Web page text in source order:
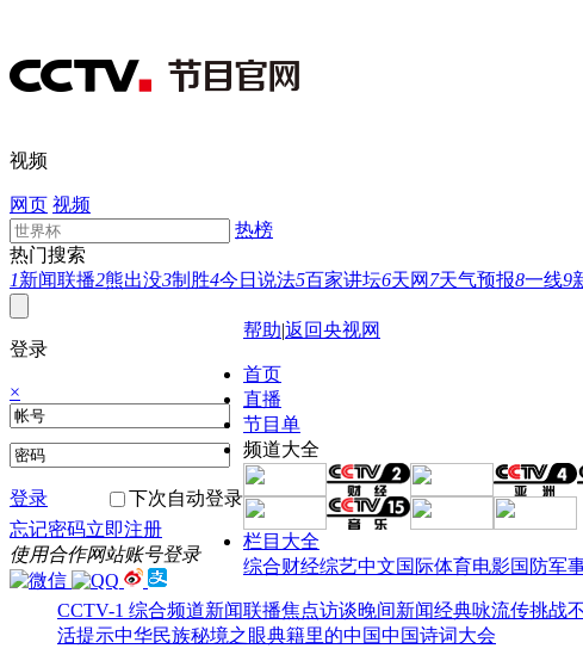
视频
网页 视频
热榜
热门搜索
1新闻联播2熊出没3制胜4今日说法5百家讲坛6天网 7天气预报8一线9
登录
×
登录
下次自动登录
忘记密码立即注册
使用合作网站账号登录
帮助|返回央视网
首页
直播
节目单
频道大全
栏目大全
综合财经综艺中文国际体育电影国防军
CCTV-1 综合频道新闻联播焦点访谈晚间新闻经典咏流传挑战
活提示中华民族秘境之眼典籍里的中国中国诗词大会